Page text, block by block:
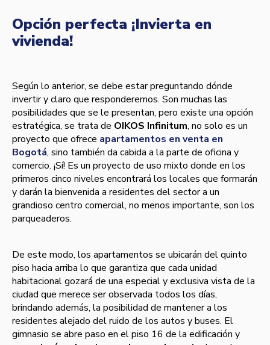
Opción perfecta ¡Invierta en
vivienda!
Según lo anterior, se debe estar preguntando dónde
invertir y claro que responderemos. Son muchas las
posibilidades que se le presentan, pero existe una opción
estratégica, se trata de OIKOS Infinitum, no solo es un
proyecto que ofrece apartamentos en venta en
Bogotá, sino también da cabida a la parte de oficina y
comercio. ¡Sí­! Es un proyecto de uso mixto donde en los
primeros cinco niveles encontrará los locales que formarán
y darán la bienvenida a residentes del sector a un
grandioso centro comercial, no menos importante, son los
parqueaderos.
De este modo, los apartamentos se ubicarán del quinto
piso hacia arriba lo que garantiza que cada unidad
habitacional gozará de una especial y exclusiva vista de la
ciudad que merece ser observada todos los dí­as,
brindando además, la posibilidad de mantener a los
residentes alejado del ruido de los autos y buses. El
gimnasio se abre paso en el piso 16 de la edificación y